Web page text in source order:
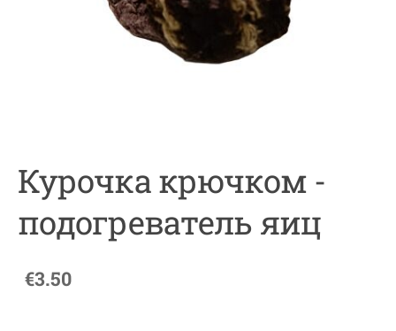
Курочка крючком -
подогреватель яиц
€3.50